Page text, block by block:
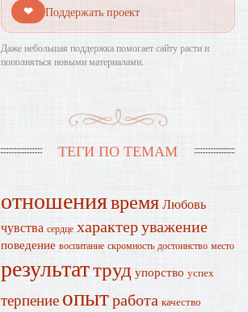
❤ Поддержать проект
Даже небольшая поддержка помогает сайту расти и
пополняться новыми материалами.
ТЕГИ ПО ТЕМАМ
отношениявремяЛюбовь
чувства сердце характеруважение
поведение воспитание скромность достоинство место
результаттруд упорство успех
терпение опытработа качество